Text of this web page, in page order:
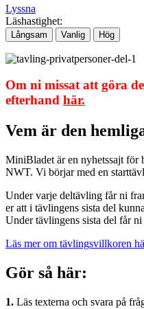
Lyssna
Läshastighet:
Långsam Vanlig Hög
Om ni missat att göra
efterhand här.
Vem är den
MiniBladet är en nyhetssajt för
NWT. Vi börjar med en
Under varje deltävling får ni
er att i tävlingens sista del
Under tävlingens sista del får ni
Läs mer om tävlingsvillkoren
Gör så här:
1. Läs texterna och svara på